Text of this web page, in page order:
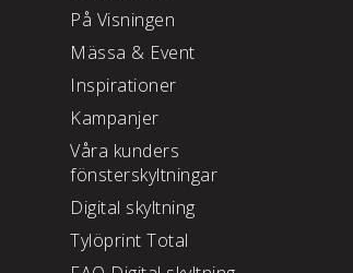
På Visningen
Mässa & Event
Inspirationer
Kampanjer
Våra kunders
fönsterskyltningar
Digital skyltning
Tylöprint Total